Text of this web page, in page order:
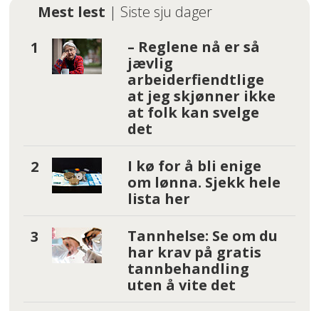
Mest lest | Siste sju dager
– Reglene nå er så
jævlig
arbeiderfiendtlige
at jeg skjønner ikke
at folk kan svelge
det
I kø for å bli enige
om lønna. Sjekk hele
lista her
Tannhelse: Se om du
har krav på gratis
tannbehandling
uten å vite det